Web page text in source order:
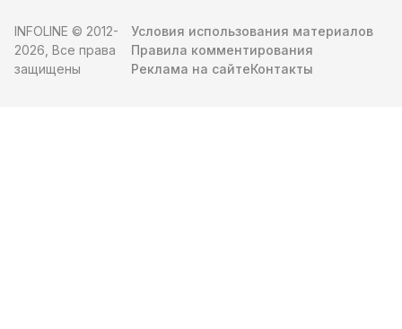
INFOLINE © 2012-
2026, Все права
защищены
Условия использования материалов
Правила комментирования
Реклама на сайтеКонтакты